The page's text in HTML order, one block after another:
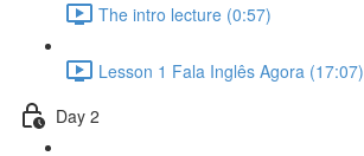
The intro lecture (0:57)
Lesson 1 Fala Inglês Agora (17:07)
Day 2